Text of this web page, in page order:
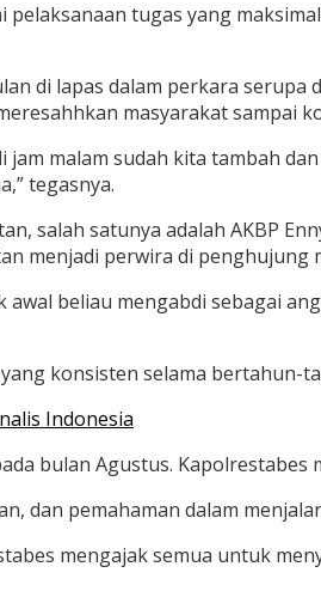
tugas yang
di lapas dalam perkara
masyarakat sampai
malam sudah kita tambah
tegasnya.
salah satunya adalah AKBP
menjadi perwira di penghujung
beliau mengabdi sebagai
konsisten selama bertahun-
Indonesia
bulan Agustus. Kapolrestabes
dan pemahaman dalam
mengajak semua untuk